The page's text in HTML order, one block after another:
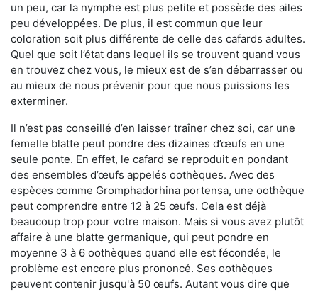
un peu, car la nymphe est plus petite et possède des ailes
peu développées. De plus, il est commun que leur
coloration soit plus différente de celle des cafards adultes.
Quel que soit l’état dans lequel ils se trouvent quand vous
en trouvez chez vous, le mieux est de s’en débarrasser ou
au mieux de nous prévenir pour que nous puissions les
exterminer.
Il n’est pas conseillé d’en laisser traîner chez soi, car une
femelle blatte peut pondre des dizaines d’œufs en une
seule ponte. En effet, le cafard se reproduit en pondant
des ensembles d’œufs appelés oothèques. Avec des
espèces comme Gromphadorhina portensa, une oothèque
peut comprendre entre 12 à 25 œufs. Cela est déjà
beaucoup trop pour votre maison. Mais si vous avez plutôt
affaire à une blatte germanique, qui peut pondre en
moyenne 3 à 6 oothèques quand elle est fécondée, le
problème est encore plus prononcé. Ses oothèques
peuvent contenir jusqu'à 50 œufs. Autant vous dire que